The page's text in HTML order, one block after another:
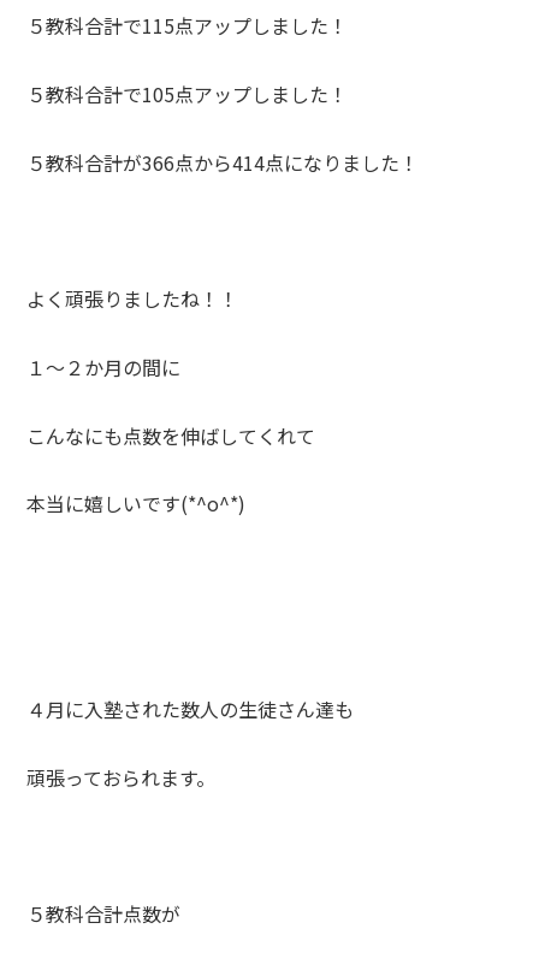
５教科合計で115点アップしました！
５教科合計で105点アップしました！
５教科合計が366点から414点になりました！
よく頑張りましたね！！
１〜２か月の間に
こんなにも点数を伸ばしてくれて
本当に嬉しいです(*^o^*)
４月に入塾された数人の生徒さん達も
頑張っておられます。
５教科合計点数が